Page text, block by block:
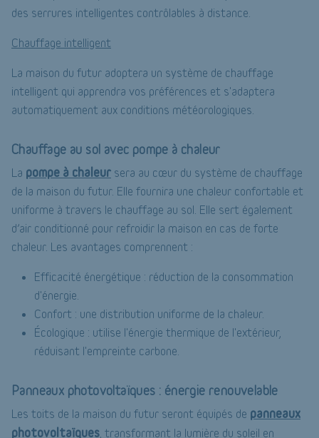
des serrures intelligentes contrôlables à distance.
Chauffage intelligent
La maison du futur adoptera un système de chauffage
intelligent qui apprendra vos préférences et s'adaptera
automatiquement aux conditions météorologiques.
Chauffage au sol avec pompe à chaleur
La pompe à chaleur sera au cœur du système de chauffage
de la maison du futur. Elle fournira une chaleur confortable et
uniforme à travers le chauffage au sol. Elle sert également
d’air conditionné pour refroidir la maison en cas de forte
chaleur. Les avantages comprennent :
Efficacité énergétique : réduction de la consommation
d'énergie.
Confort : une distribution uniforme de la chaleur.
Écologique : utilise l'énergie thermique de l'extérieur,
réduisant l'empreinte carbone.
Panneaux photovoltaïques : énergie renouvelable
Les toits de la maison du futur seront équipés de panneaux
photovoltaïques , transformant la lumière du soleil en